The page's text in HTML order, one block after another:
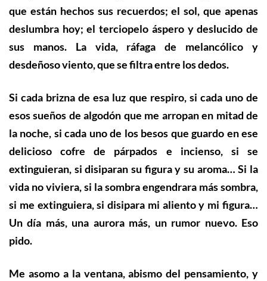
que están hechos sus recuerdos; el sol, que apenas
deslumbra hoy; el terciopelo áspero y deslucido de
sus manos. La vida, ráfaga de melancólico y
desdeñoso viento, que se filtra entre los dedos.
Si cada brizna de esa luz que respiro, si cada uno de
esos sueños de algodón que me arropan en mitad de
la noche, si cada uno de los besos que guardo en ese
delicioso cofre de párpados e incienso, si se
extinguieran, si disiparan su figura y su aroma… Si la
vida no viviera, si la sombra engendrara más sombra,
si me extinguiera, si disipara mi aliento y mi figura…
Un día más, una aurora más, un rumor nuevo. Eso
pido.
Me asomo a la ventana, abismo del pensamiento, y